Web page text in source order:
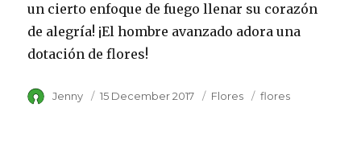
un cierto enfoque de fuego llenar su corazón
de alegría! ¡El hombre avanzado adora una
dotación de flores!
Author
Jenny
Posted
15 December 2017 Category
Flores Tags
flores